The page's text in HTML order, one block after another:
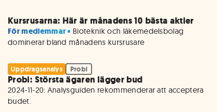
Kursrusarna: Här är månadens 10 bästa aktier
För medlemmar • Bioteknik och läkemedelsbolag
dominerar bland månadens kursrusare
Uppdragsanalys Probi
Probi: Största ägaren lägger bud
2024-11-20: Analysguiden rekommenderar att acceptera
budet.